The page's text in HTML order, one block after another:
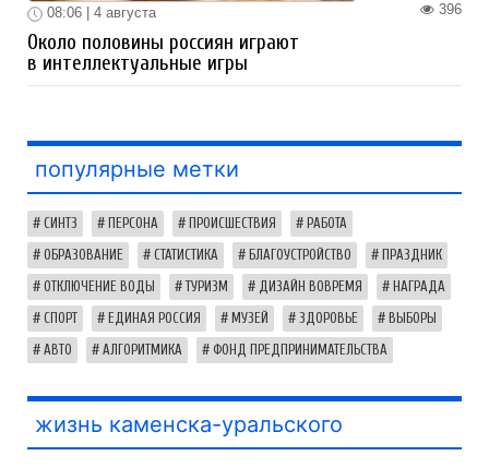
396
08:06 | 4 августа
Около половины россиян играют
в интеллектуальные игры
популярные метки
СИНТЗ ПЕРСОНА ПРОИСШЕСТВИЯ РАБОТА
ОБРАЗОВАНИЕ СТАТИСТИКА БЛАГОУСТРОЙСТВО ПРАЗДНИК
ОТКЛЮЧЕНИЕ ВОДЫ ТУРИЗМ ДИЗАЙН ВОВРЕМЯ НАГРАДА
СПОРТ ЕДИНАЯ РОССИЯ МУЗЕЙ ЗДОРОВЬЕ ВЫБОРЫ
АВТО АЛГОРИТМИКА ФОНД ПРЕДПРИНИМАТЕЛЬСТВА
жизнь каменска-уральского